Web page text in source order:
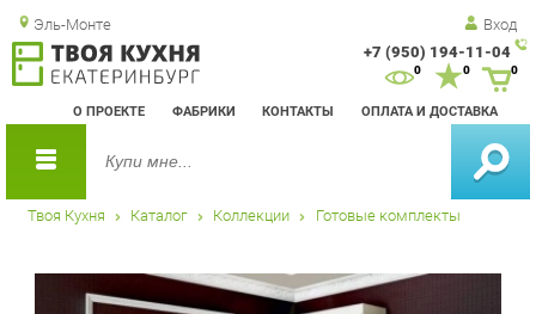
Эль-Монте Вход
+7 (950) 194-11-04
О ПРОЕКТЕ ФАБРИКИ КОНТАКТЫ ОПЛАТА И ДОСТАВКА
0 0
Твоя Кухня Каталог Коллекции Готовые комплекты